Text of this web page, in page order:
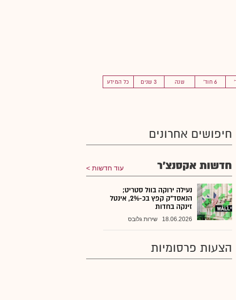
6 חוד' שנה 3 שנים כל המידע
חיפושים אחרונים
חדשות אקסנצ'ר עוד חדשות
נעילה ירוקה בוול סטריט;
הנאסד"ק קפץ בכ-2%, אינטל
זינקה בחדות
18.06.2026 שירות גלובס
הצעות פרסומיות